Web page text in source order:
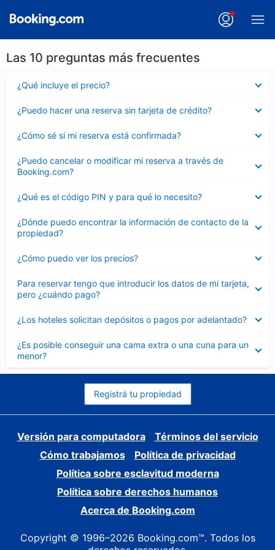
Las 10 preguntas más frecuentes
¿Qué incluye el precio?
cerrado
¿Puedo hacer una reserva sin tarjeta de crédito?
cerrado
¿Cómo sé si mi reserva está confirmada?
cerrado
¿Puedo cancelar o modificar mi reserva a través de
Booking.com?
cerrado
¿Qué es el código PIN y para qué lo necesito?
cerrado
¿Dónde puedo encontrar la información de contacto de la
propiedad?
cerrado
¿Cómo puedo ver los precios?
cerrado
Para reservar tengo que introducir los datos de mi tarjeta,
pero ¿cuándo pago?
cerrado
¿Los hoteles solicitan depósitos o pagos por adelantado?
cerrado
¿Es posible conseguir una cama extra o una cuna para un
menor?
cerrado
Registrá tu propiedad
Versión para computadora
Términos del servicio
Cómo trabajamos
Política de privacidad
Política sobre esclavitud moderna
Política sobre derechos humanos
Acerca de Booking.com
Copyright © 1996–2026 Booking.com™. Todos los